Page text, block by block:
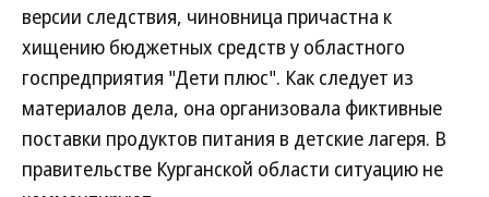
версии следствия, чиновница причастна к
хищению бюджетных средств у областного
госпредприятия "Дети плюс". Как следует из
материалов дела, она организовала фиктивные
поставки продуктов питания в детские лагеря. В
правительстве Курганской области ситуацию не